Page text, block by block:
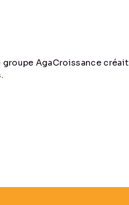
groupe AgaCroissance